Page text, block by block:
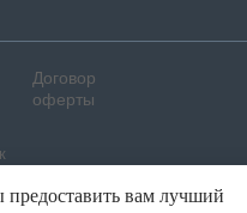
Договор
оферты
вам лучший